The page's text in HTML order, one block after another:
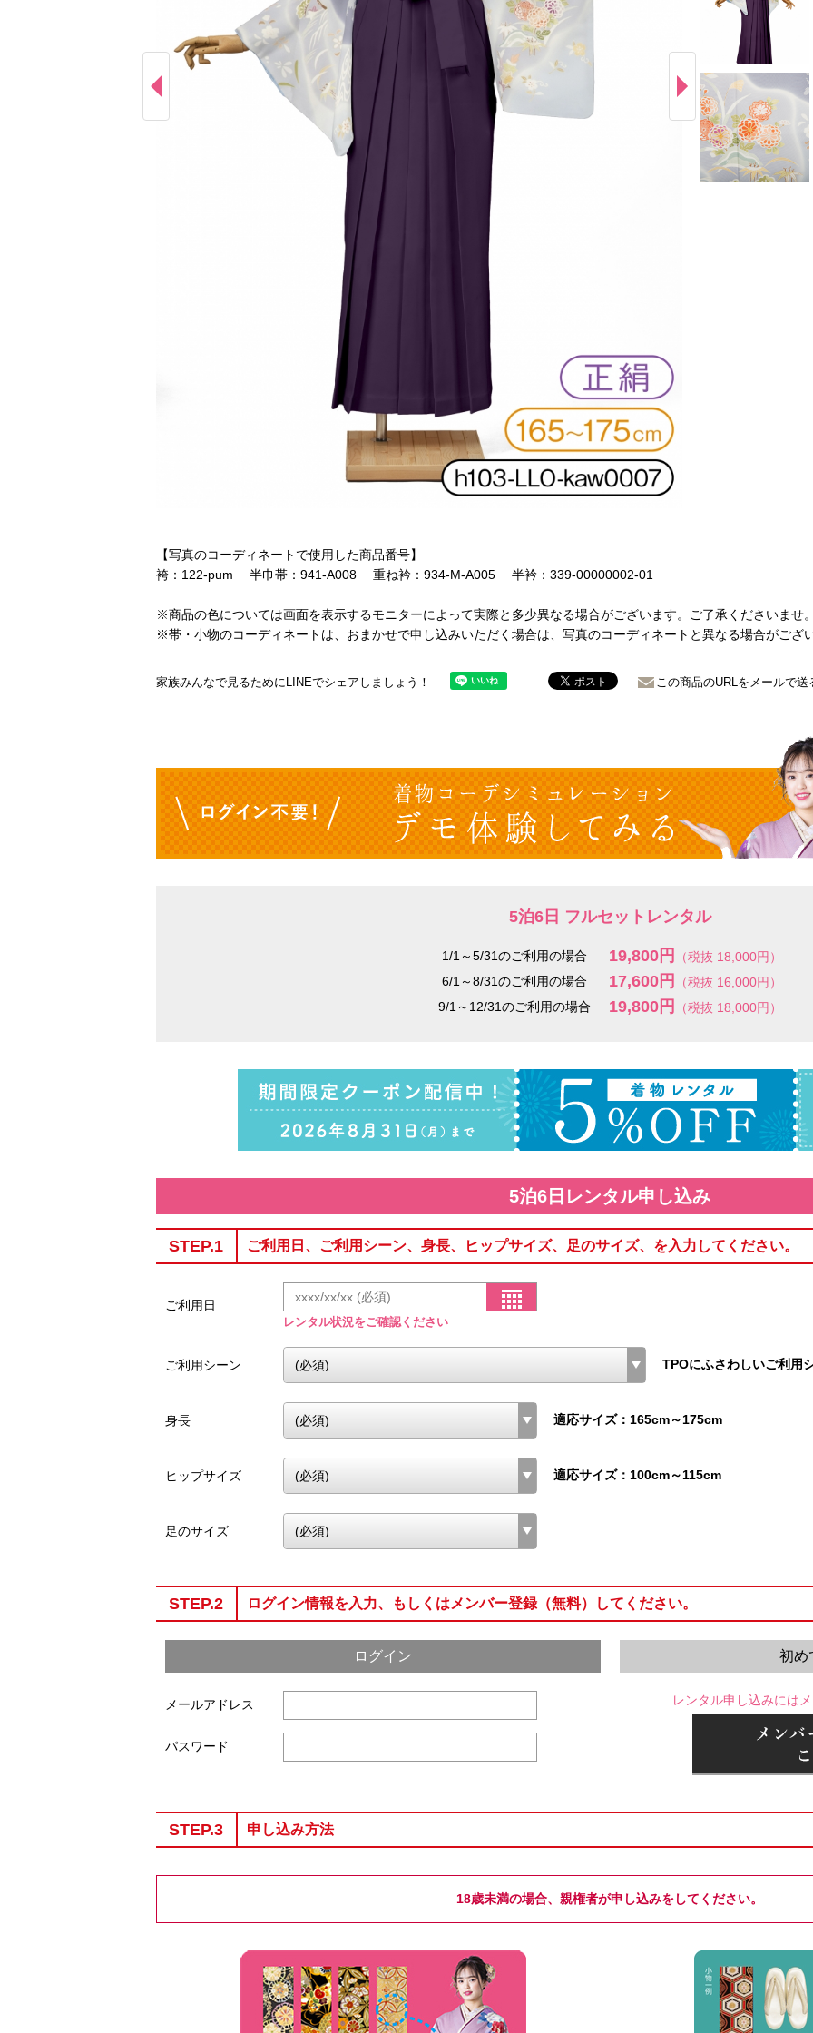
【写真のコーディネートで使用した商品番号】
袴：122-pum 半巾帯：941-A008 重ね衿：934-M-A005 半衿：339-00000002-01
※商品の色については画面を表示するモニターによって実際と多少異なる場合がございます。ご了承くださいませ。
※帯・小物のコーディネートは、おまかせで申し込みいただく場合は、写真のコーディネートと異なる場合がござい
家族みんなで見るためにLINEでシェアしましょう！ この商品のURLをメールで送
5泊6日 フルセットレンタル
1/1～5/31のご利用の場合 19,800円
（税抜 18,000円）
6/1～8/31のご利用の場合
17,600円
（税抜 16,000円）
9/1～12/31のご利用の場合
19,800円 （税抜 18,000円）
5泊6日レンタル申し込み
STEP.1 ご利用日、ご利用シーン、身長、ヒップサイズ、足のサイズ、を入力してください。
ご利用日
レンタル状況をご確認ください
ご利用シーン TPOにふさわしいご利用
身長 適応サイズ：165cm～175cm
ヒップサイズ 適応サイズ：100cm～115cm
足のサイズ
STEP.2 ログイン情報を入力、もしくはメンバー登録（無料）してください。
ログイン
メールアドレス
パスワード
初め
レンタル申し込みには
STEP.3 申し込み方法
18歳未満の場合、親権者が申し込みをしてください。